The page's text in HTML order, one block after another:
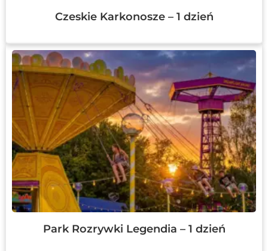
Czeskie Karkonosze – 1 dzień
Park Rozrywki Legendia – 1 dzień